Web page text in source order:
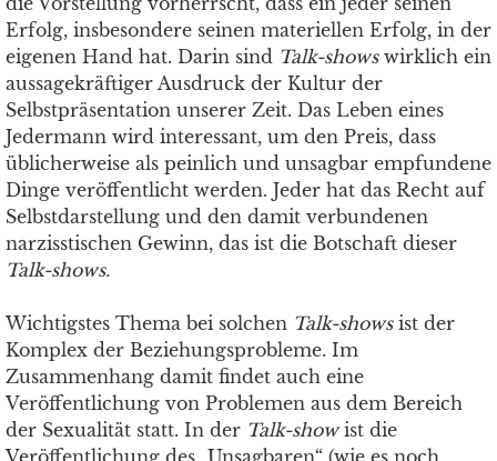
Erfolg, insbesondere seinen materiellen Erfolg, in der
eigenen Hand hat. Darin sind Talk-showswirklich ein
aussagekräftiger Ausdruck der Kultur der
Selbstpräsentation unserer Zeit. Das Leben eines
Jedermann wird interessant, um den Preis, dass
üblicherweise als peinlich und unsagbar empfundene
Dinge veröffentlicht werden. Jeder hat das Recht auf
Selbstdarstellung und den damit verbundenen
narzisstischen Gewinn, das ist die Botschaft dieser
Talk-shows.
Wichtigstes Thema bei solchen Talk-shows ist der
Komplex der Beziehungsprobleme. Im
Zusammenhang damit findet auch eine
Veröffentlichung von Problemen aus dem Bereich
der Sexualität statt. In der Talk-showist die
Veröffentlichung des „Unsagbaren“ (wie es noch